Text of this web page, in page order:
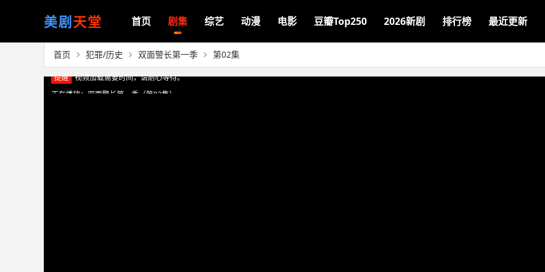
美剧天堂 首页 剧集 综艺 动漫 电影 豆瓣Top250 2026新剧 排行榜 最近更新
首页 犯罪/历史 双面警长第一季 第02集
正在播放：双面警长第一季（第02集）